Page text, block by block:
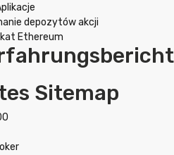
depozytów akcji
Ethereum
Sitemap